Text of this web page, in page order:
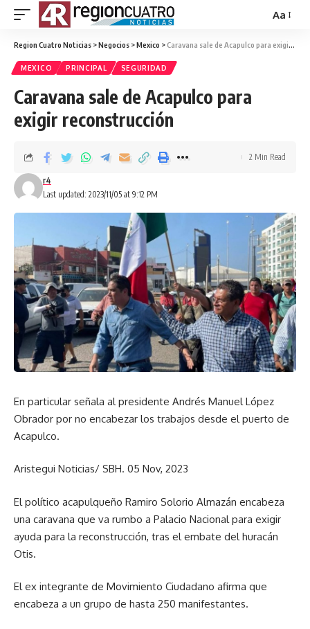
Aa
Region Cuatro Noticias >Negocios >Mexico >Caravana sale de Acapulco para exigir reconstrucción
MEXICO PRINCIPAL SEGURIDAD
Caravana sale de Acapulco para
exigir reconstrucción
Last updated: 2023/11/05 at 9:12 PM
r4
2 Min Read
En particular señala al presidente Andrés Manuel López
Obrador por no encabezar los trabajos desde el puerto de
Acapulco.
Aristegui Noticias/ SBH. 05 Nov, 2023
El político acapulqueño Ramiro Solorio Almazán encabeza
una caravana que va rumbo a Palacio Nacional para exigir
ayuda para la reconstrucción, tras el embate del huracán
Otis.
El ex integrante de Movimiento Ciudadano afirma que
encabeza a un grupo de hasta 250 manifestantes.